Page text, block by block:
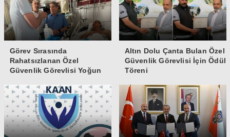
Görev Sırasında
Rahatsızlanan Özel
Güvenlik Görevlisi Yoğun
Altın Dolu Çanta Bulan Özel
Güvenlik Görevlisi İçin Ödül
Töreni